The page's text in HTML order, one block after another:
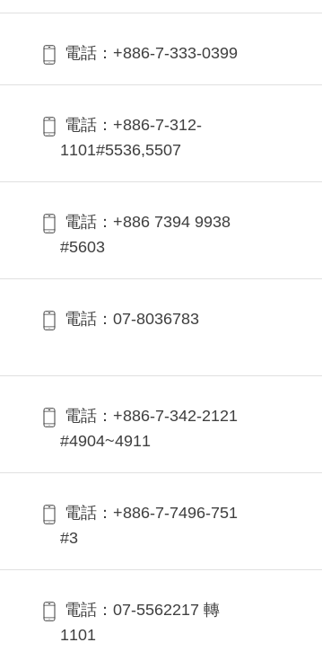
電話：+886-7-333-0399
電話：+886-7-312-
1101#5536,5507
電話：+886 7394 9938
#5603
電話：07-8036783
電話：+886-7-342-2121
#4904~4911
電話：+886-7-7496-751
#3
電話：07-5562217 轉
1101